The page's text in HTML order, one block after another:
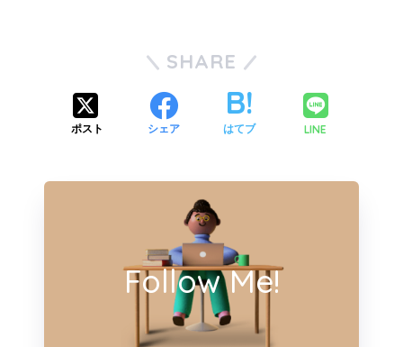
SHARE
ポスト シェア はてブ LINE
Follow Me!